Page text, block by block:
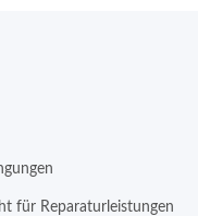
für Reparaturleistungen